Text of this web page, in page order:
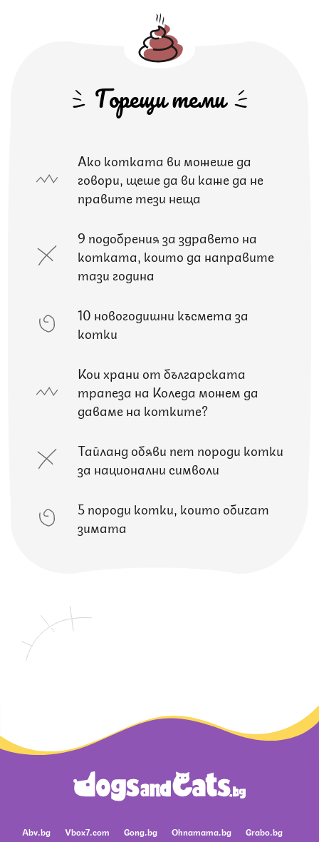
Горещи теми
Ако котката ви можеше да
говори, щеше да ви каже да не
правите тези неща
9 подобрения за здравето на
котката, които да направите
тази година
10 новогодишни късмета за
котки
Кои храни от българската
трапеза на Коледа можем да
даваме на котките?
Тайланд обяви пет породи котки
за национални символи
5 породи котки, които обичат
зимата
Abv.bg Vbox7.com Gong.bg Ohnamama.bg Grabo.bg